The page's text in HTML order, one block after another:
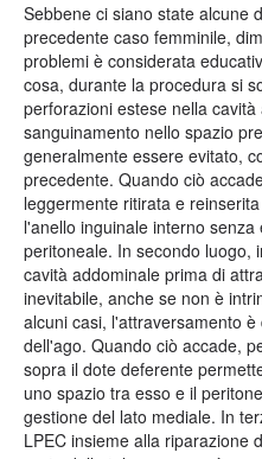
Sebbene ci siano state alcune
precedente caso femminile,
problemi è considerata
cosa, durante la procedura si
perforazioni estese nella
sanguinamento nello spazio
generalmente essere evitato,
precedente. Quando ciò
leggermente ritirata e
l'anello inguinale interno
peritoneale. In secondo luogo,
cavità addominale prima di
inevitabile, anche se non è
alcuni casi, l'attraversamento
dell'ago. Quando ciò accade,
sopra il dote deferente
uno spazio tra esso e il
gestione del lato mediale. In
LPEC insieme alla riparazione